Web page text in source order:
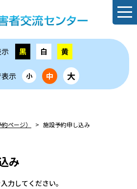
黒 白 黄
示 小 中 大
ページ） 施設予約申し込み
み
⼒してください。